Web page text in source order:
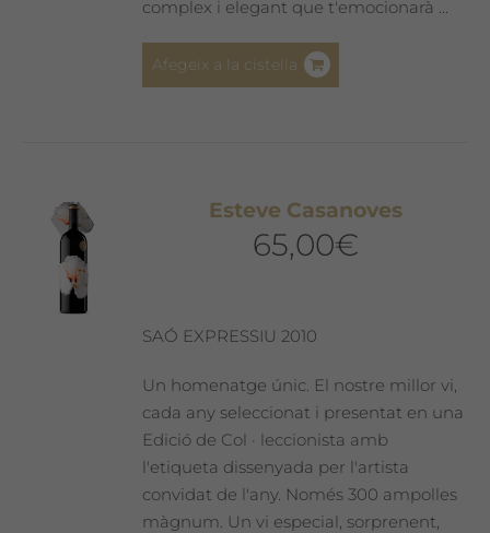
complex i elegant que t'emocionarà ...
Afegeix a la cistella
Esteve Casanoves
65,00€
SAÓ EXPRESSIU 2010
Un homenatge únic. El nostre millor vi,
cada any seleccionat i presentat en una
Edició de Col · leccionista amb
l'etiqueta dissenyada per l'artista
convidat de l'any. Només 300 ampolles
màgnum. Un vi especial, sorprenent,